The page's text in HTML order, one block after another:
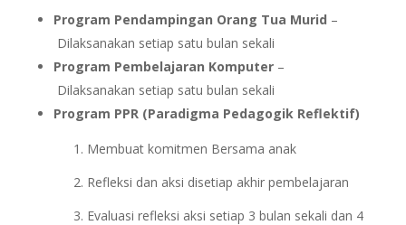
Program Pendampingan Orang Tua Murid –
Dilaksanakan setiap satu bulan sekali
Program Pembelajaran Komputer–
Dilaksanakan setiap satu bulan sekali
Program PPR (Paradigma Pedagogik Reflektif)
1. Membuat komitmen Bersama anak
2. Refleksi dan aksi disetiap akhir pembelajaran
3. Evaluasi refleksi aksi setiap 3 bulan sekali dan 4